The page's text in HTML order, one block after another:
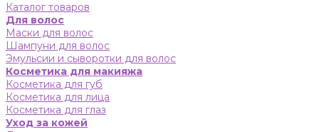
Каталог товаров
Для волос
Маски для волос
Шампуни для волос
Эмульсии и сыворотки для волос
Косметика для макияжа
Косметика для губ
Косметика для лица
Косметика для глаз
Уход за кожей